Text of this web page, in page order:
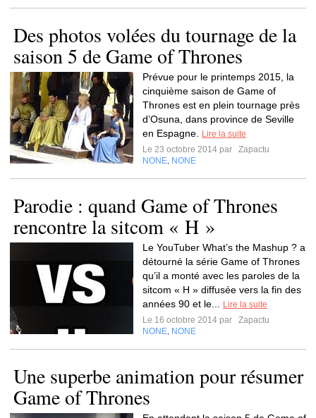
Des photos volées du tournage de la
saison 5 de Game of Thrones
Prévue pour le printemps 2015, la
cinquième saison de Game of
Thrones est en plein tournage près
d’Osuna, dans province de Seville
en Espagne.
Lire la suite
Le 23 octobre 2014 par
Zapactu
NONE NONE
Parodie : quand Game of Thrones
rencontre la sitcom « H »
Le YouTuber What’s the Mashup ? a
détourné la série Game of Thrones
qu’il a monté avec les paroles de la
sitcom « H » diffusée vers la fin des
années 90 et le...
Lire la suite
Le 16 octobre 2014 par
Zapactu
NONE NONE
Une superbe animation pour résumer
Game of Thrones